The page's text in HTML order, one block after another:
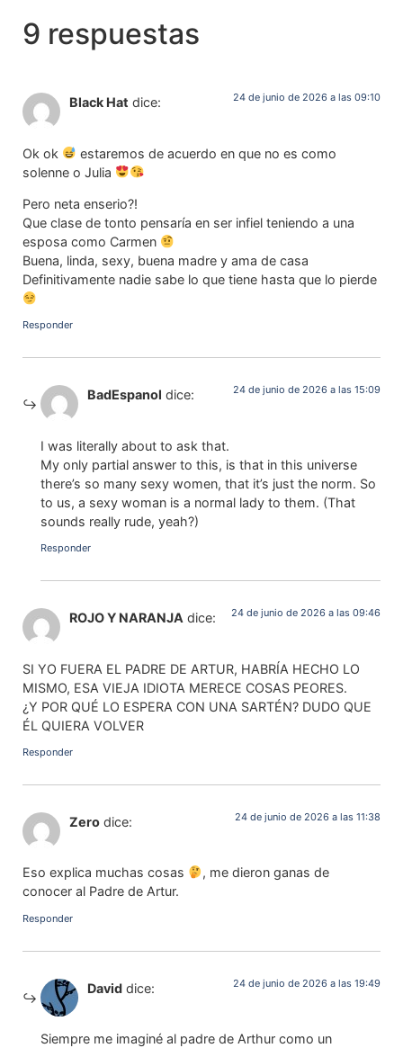
9 respuestas
Black Hat dice: 24 de junio de 2026 a las 09:10
Ok ok
estaremos de acuerdo en que no es como
solenne o Julia
Pero neta enserio?!
Que clase de tonto pensaría en ser infiel teniendo a una
esposa como Carmen
Buena, linda, sexy, buena madre y ama de casa
Definitivamente nadie sabe lo que tiene hasta que lo pierde
Responder
BadEspanol dice: 24 de junio de 2026 a las 15:09
I was literally about to ask that.
My only partial answer to this, is that in this universe
there’s so many sexy women, that it’s just the norm. So
to us, a sexy woman is a normal lady to them. (That
sounds really rude, yeah?)
Responder
ROJO Y NARANJA dice: 24 de junio de 2026 a las 09:46
SI YO FUERA EL PADRE DE ARTUR, HABRÍA HECHO LO
MISMO, ESA VIEJA IDIOTA MERECE COSAS PEORES.
¿Y POR QUÉ LO ESPERA CON UNA SARTÉN? DUDO QUE
ÉL QUIERA VOLVER
Responder
Zero dice: 24 de junio de 2026 a las 11:38
Eso explica muchas cosas
, me dieron ganas de
conocer al Padre de Artur.
Responder
David dice: 24 de junio de 2026 a las 19:49
Siempre me imaginé al padre de Arthur como un